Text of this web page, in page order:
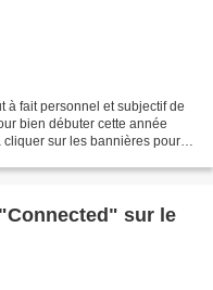
à fait personnel et subjectif de
bien débuter cette année
cliquer sur les bannières pour
sur le